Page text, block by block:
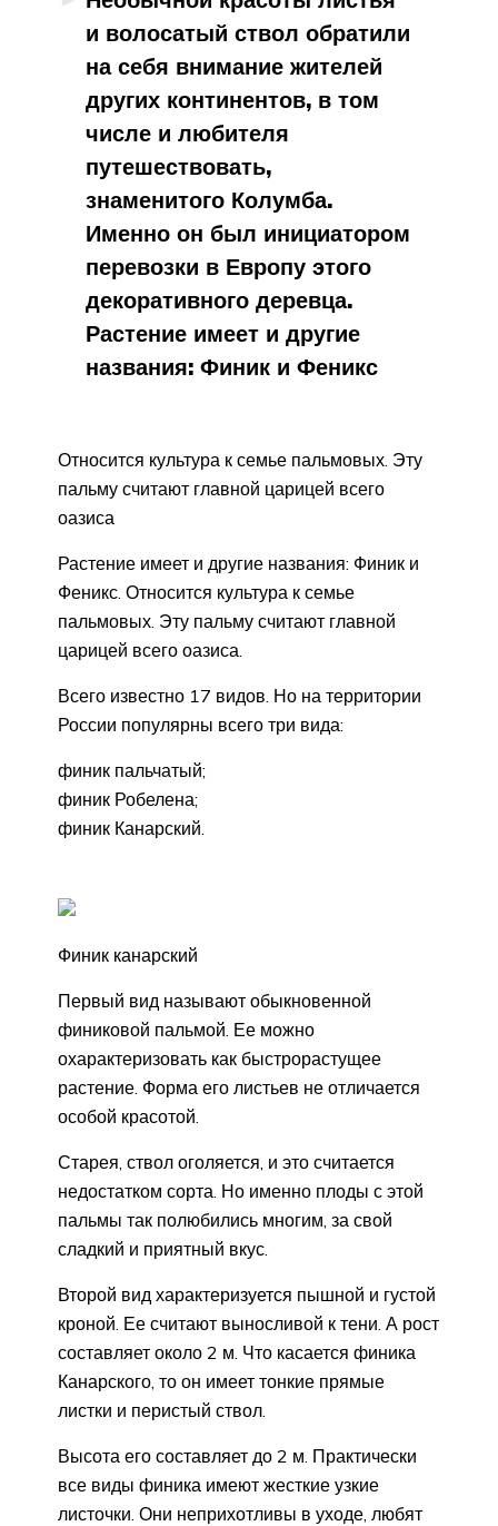
и волосатый ствол обратили
на себя внимание жителей
других континентов, в том
числе и любителя
путешествовать,
знаменитого Колумба.
Именно он был инициатором
перевозки в Европу этого
декоративного деревца.
Растение имеет и другие
названия: Финик и Феникс
Относится культура к семье пальмовых. Эту
пальму считают главной царицей всего
оазиса
Растение имеет и другие названия: Финик и
Феникс. Относится культура к семье
пальмовых. Эту пальму считают главной
царицей всего оазиса.
Всего известно 17 видов. Но на территории
России популярны всего три вида:
финик пальчатый;
финик Робелена;
финик Канарский.
Финик канарский
Первый вид называют обыкновенной
финиковой пальмой. Ее можно
охарактеризовать как быстрорастущее
растение. Форма его листьев не отличается
особой красотой.
Старея, ствол оголяется, и это считается
недостатком сорта. Но именно плоды с этой
пальмы так полюбились многим, за свой
сладкий и приятный вкус.
Второй вид характеризуется пышной и густой
кроной. Ее считают выносливой к тени. А рост
составляет около 2 м. Что касается финика
Канарского, то он имеет тонкие прямые
листки и перистый ствол.
Высота его составляет до 2 м. Практически
все виды финика имеют жесткие узкие
листочки. Они неприхотливы в уходе, любят